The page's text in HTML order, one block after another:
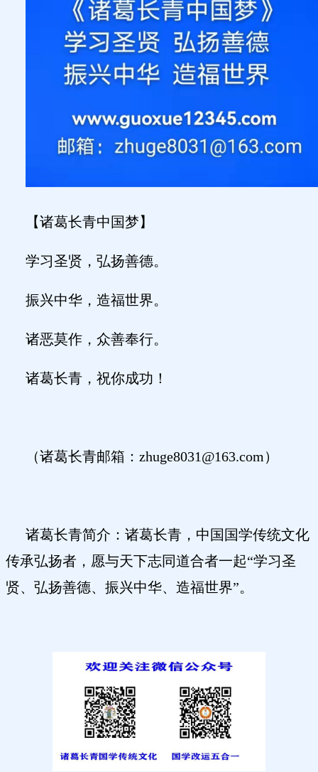
【诸葛长青中国梦】
学习圣贤，弘扬善德。
振兴中华，造福世界。
诸恶莫作，众善奉行。
诸葛长青，祝你成功！
（诸葛长青邮箱： zhuge8031@163.com）
诸葛长青简介：诸葛长青，中国国学传统文化
传承弘扬者，愿与天下志同道合者一起“学习圣
贤、弘扬善德、振兴中华、造福世界”。